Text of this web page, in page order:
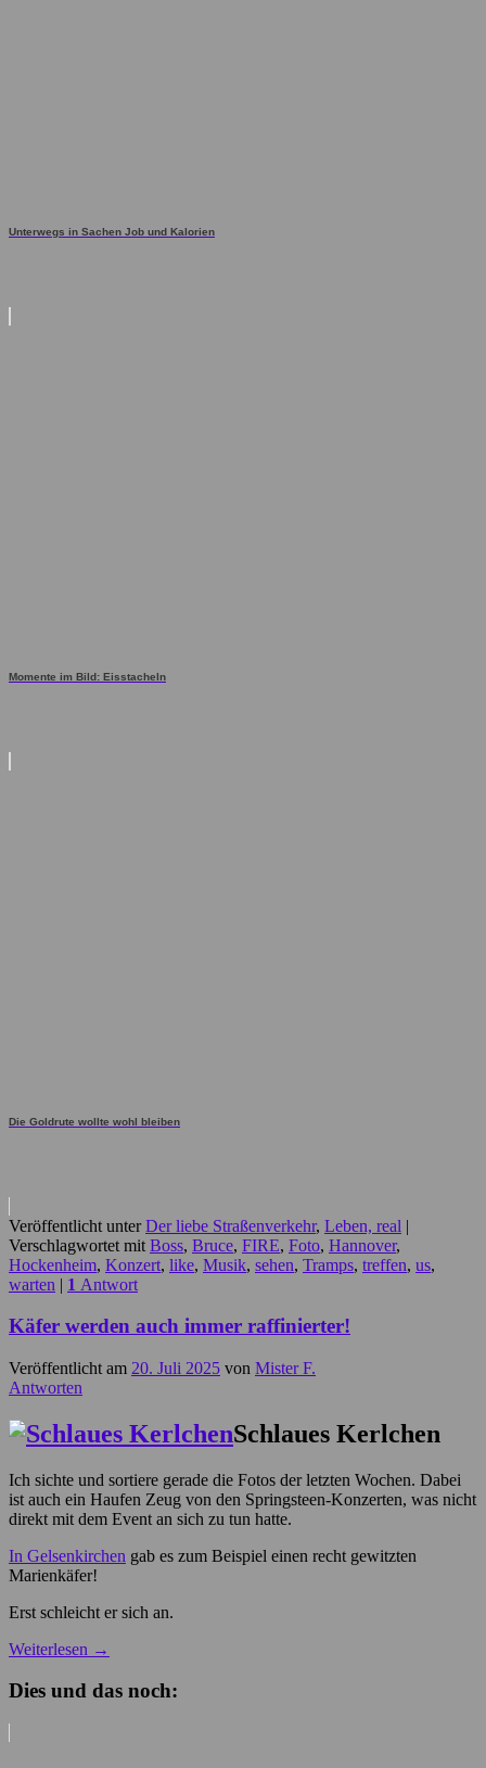
Unterwegs in Sachen Job und Kalorien
Momente im Bild: Eisstacheln
Die Goldrute wollte wohl bleiben
Veröffentlicht unter Der liebe Straßenverkehr, Leben, real |
Verschlagwortet mit Boss, Bruce, FIRE, Foto, Hannover,
Hockenheim, Konzert, like, Musik, sehen, Tramps, treffen, us,
warten | 1 Antwort
Käfer werden auch immer raffinierter!
Veröffentlicht am 20. Juli 2025 von Mister F.
Antworten
Schlaues Kerlchen
Ich sichte und sortiere gerade die Fotos der letzten Wochen. Dabei
ist auch ein Haufen Zeug von den Springsteen-Konzerten, was nicht
direkt mit dem Event an sich zu tun hatte.
In Gelsenkirchen gab es zum Beispiel einen recht gewitzten
Marienkäfer!
Erst schleicht er sich an.
Weiterlesen →
Dies und das noch: